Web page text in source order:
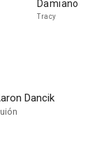
Damiano
Tracy
Dancik